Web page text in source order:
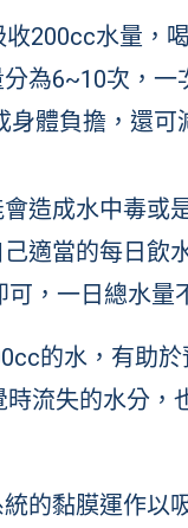
200cc水量，
為6~10次，
體負擔，還可
造成水中毒或
適當的每日飲
，一日總水量
的水，有助
流失的水分，
的黏膜運作以